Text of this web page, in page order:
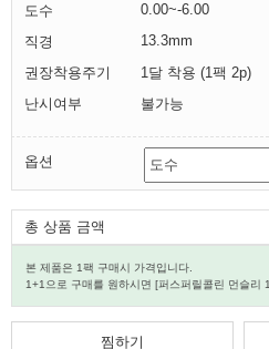
도수
0.00~-6.00
직경
13.3mm
권장착용주기
1달 착용 (1팩 2p)
난시여부
불가능
옵션
총 상품 금액
본 제품은 1팩 구매시 가격입니다.
1+1으로 구매를 원하시면 [퍼스퍼릴콜린 먼슬리
찜하기